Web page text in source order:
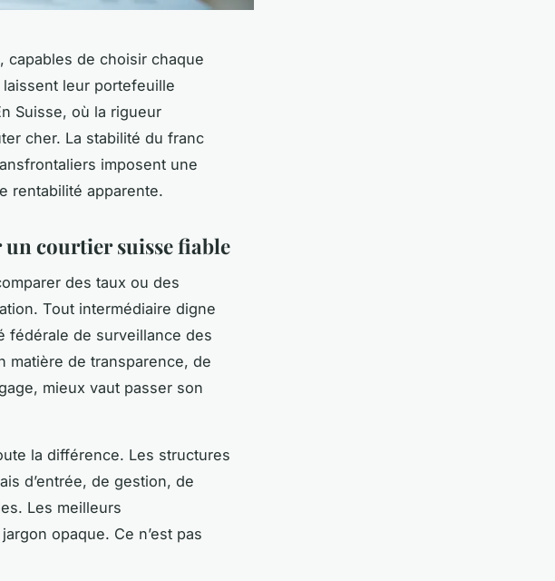
capables de choisir chaque
leur portefeuille
Suisse, où la rigueur
cher. La stabilité du franc
imposent une
rentabilité apparente.
courtier suisse fiable
des taux ou des
Tout intermédiaire digne
fédérale de surveillance des
matière de transparence, de
mieux vaut passer son
la différence. Les structures
d’entrée, de gestion, de
Les meilleurs
opaque. Ce n’est pas